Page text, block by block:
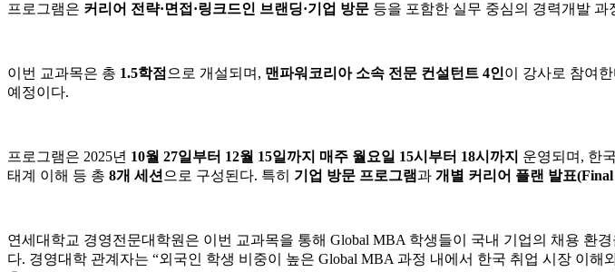
프로그램은 커리어 전략·면접·링크드인 브랜딩·기업 방문 등을 포함한 실무 중심의 경력개발 과
이번 교과목은 총 1.5학점 으로 개설되며, 맨파워코리아 소속 전문 컨설턴트 4인이 강사로 참여
예정이다.
프로그램은 2025년 10월 27일부터 12월 15일까지 매주 월요일 15시부터 18시까지 운영되며, 한
태계 이해 등 총 8개 세션으로 구성된다. 특히 기업 방문 프로그램과 개별 커리어 플랜 발표(Final
연세대학교 경영전문대학원은 이번 교과목을 통해 Global MBA 학생들이 국내 기업의 채용 환
다. 경영대학 관계자는 “외국인 학생 비중이 높은 Global MBA 과정 내에서 한국 취업 시장 이